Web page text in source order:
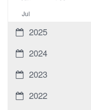
Jul
2025
2024
2023
2022